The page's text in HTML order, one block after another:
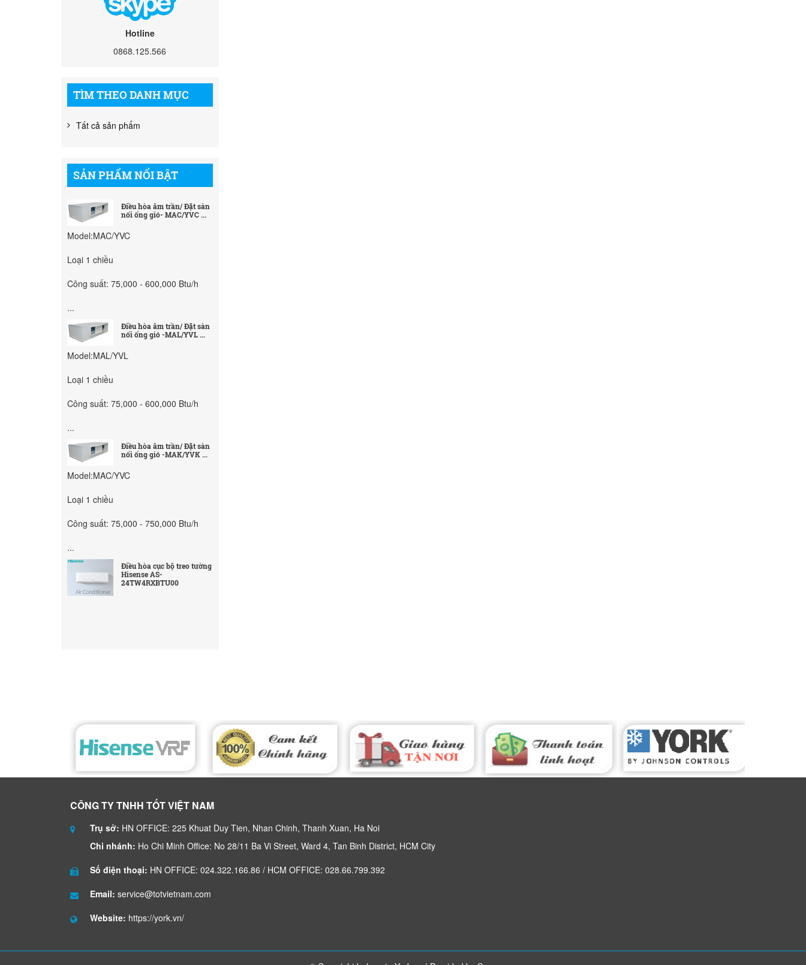
Hotline
0868.125.566
TÌM THEO DANH MỤC
Tất cả sản phẩm
SẢN PHẨM NỔI BẬT
Điều hòa âm trần/ Đặt sàn
nối ống gió- MAC/YVC ...
Model:MAC/YVC
Loại 1 chiều
Công suất: 75,000 - 600,000 Btu/h
...
Điều hòa âm trần/ Đặt sàn
nối ống gió -MAL/YVL ...
Model:MAL/YVL
Loại 1 chiều
Công suất: 75,000 - 600,000 Btu/h
...
Điều hòa âm trần/ Đặt sàn
nối ống gió -MAK/YVK ...
Model:MAC/YVC
Loại 1 chiều
Công suất: 75,000 - 750,000 Btu/h
...
Điều hòa cục bộ treo tường
Hisense AS-
24TW4RXBTU00
CÔNG TY TNHH TỐT VIỆT NAM
Trụ sở: HN OFFICE: 225 Khuat Duy Tien, Nhan Chinh, Thanh Xuan, Ha Noi
Chi nhánh: Ho Chi Minh Office: No 28/11 Ba Vi Street, Ward 4, Tan Binh District, HCM City
Số điện thoại: HN OFFICE: 024.322.166.86 / HCM OFFICE: 028.66.799.392
Email: service@totvietnam.com
Website: https://york.vn/